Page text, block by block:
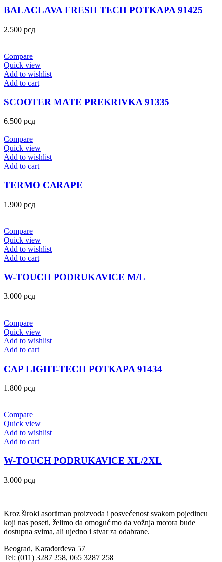
BALACLAVA FRESH TECH POTKAPA 91425
2.500 рсд
Compare
Quick view
Add to wishlist
Add to cart
SCOOTER MATE PREKRIVKA 91335
6.500 рсд
Compare
Quick view
Add to wishlist
Add to cart
TERMO CARAPE
1.900 рсд
Compare
Quick view
Add to wishlist
Add to cart
W-TOUCH PODRUKAVICE M/L
3.000 рсд
Compare
Quick view
Add to wishlist
Add to cart
CAP LIGHT-TECH POTKAPA 91434
1.800 рсд
Compare
Quick view
Add to wishlist
Add to cart
W-TOUCH PODRUKAVICE XL/2XL
3.000 рсд
Kroz široki asortiman proizvoda i posvećenost svakom pojedincu
koji nas poseti, želimo da omogućimo da vožnja motora bude
dostupna svima, ali ujedno i stvar za odabrane.
Beograd, Karađorđeva 57
Tel: (011) 3287 258, 065 3287 258